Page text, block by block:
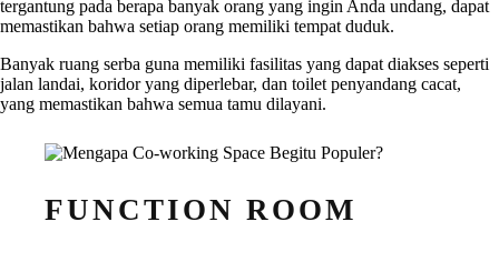
tergantung pada berapa banyak orang yang ingin Anda undang, dapat
memastikan bahwa setiap orang memiliki tempat duduk.
Banyak ruang serba guna memiliki fasilitas yang dapat diakses seperti
jalan landai, koridor yang diperlebar, dan toilet penyandang cacat,
yang memastikan bahwa semua tamu dilayani.
FUNCTION ROOM